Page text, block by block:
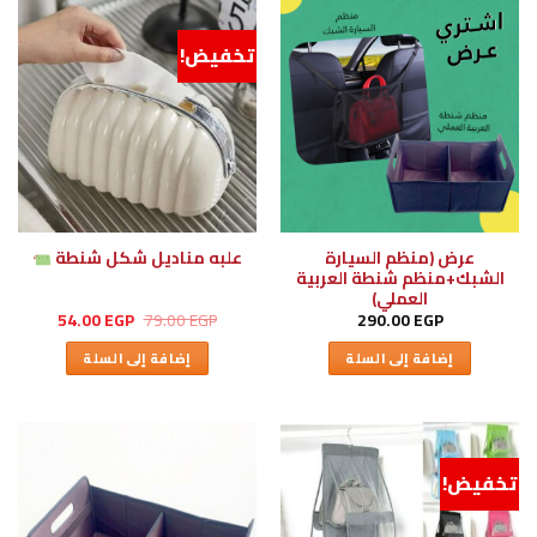
عرض (منظم السيارة
الشبك+منظم شنطة العربية
العملي)
290.00EGP
إضافة إلى السلة
تخفيض!
علبه مناديل شكل شنطة
79.00EGP السعر
الأصلي
هو:
79.00 EGP.
54.00EGP السعر
الحالي
إضافة إلى السلة
تخفيض!